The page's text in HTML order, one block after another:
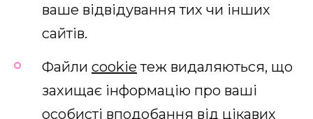
ваше відвідування тих чи інших
сайтів.
Файли cookie теж видаляються, що
захищає інформацію про ваші
особисті вподобання від цікавих